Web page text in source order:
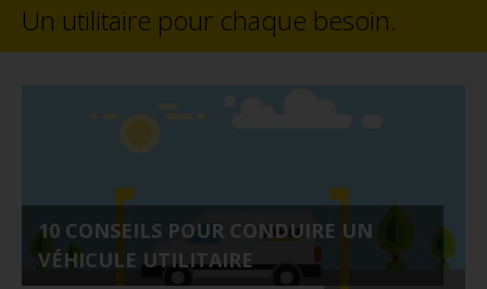
Un utilitaire pour chaque besoin.
10 CONSEILS POUR CONDUIRE UN
VÉHICULE UTILITAIRE